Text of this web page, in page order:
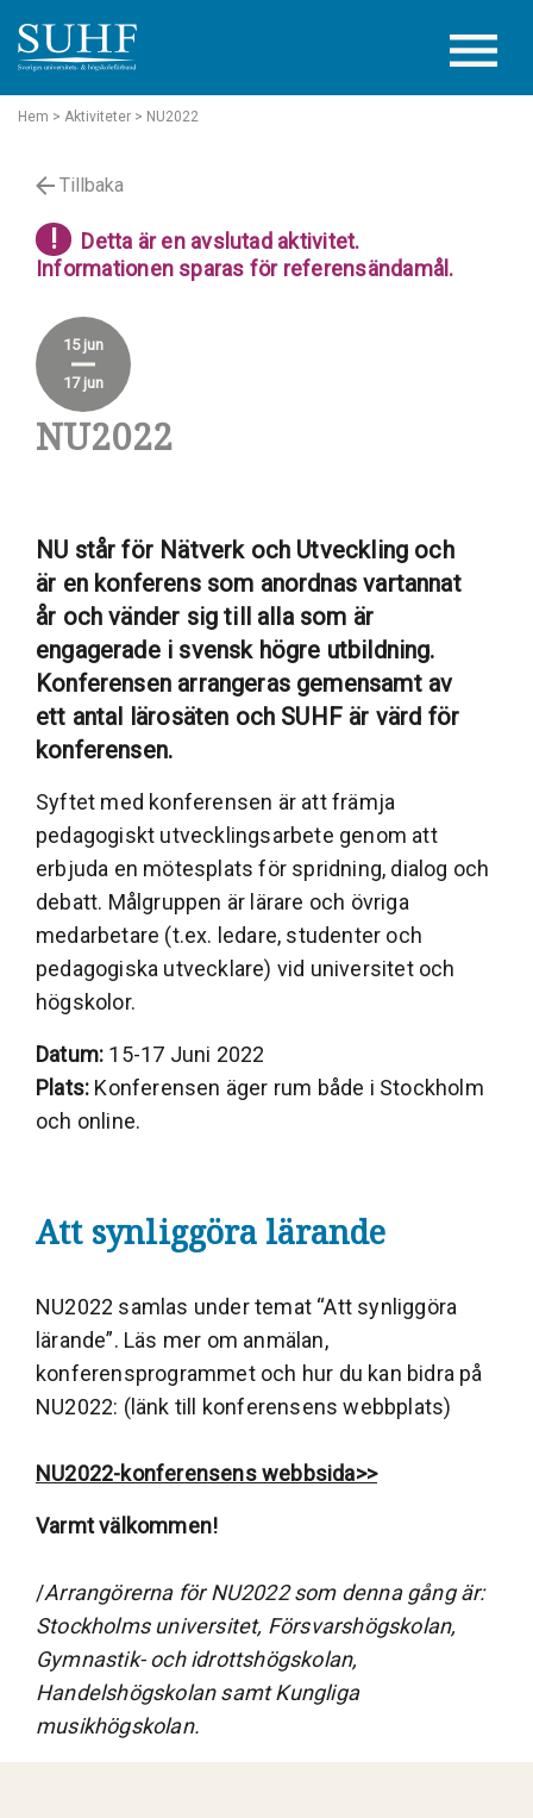
Hem > Aktiviteter > NU2022
Tillbaka
!
Detta är en avslutad aktivitet.
Informationen sparas för referensändamål.
NU2022
15 jun
17 jun
NU står för Nätverk och Utveckling och
är en konferens som anordnas vartannat
år och vänder sig till alla som är
engagerade i svensk högre utbildning.
Konferensen arrangeras gemensamt av
ett antal lärosäten och SUHF är värd för
konferensen.
Syftet med konferensen är att främja
pedagogiskt utvecklingsarbete genom att
erbjuda en mötesplats för spridning, dialog och
debatt. Målgruppen är lärare och övriga
medarbetare (t.ex. ledare, studenter och
pedagogiska utvecklare) vid universitet och
högskolor.
Datum: 15-17 Juni 2022
Plats: Konferensen äger rum både i Stockholm
och online.
Att synliggöra lärande
NU2022 samlas under temat “Att synliggöra
lärande”. Läs mer om anmälan,
konferensprogrammet och hur du kan bidra på
NU2022: (länk till konferensens webbplats)
NU2022-konferensens webbsida>>
Varmt välkommen!
/Arrangörerna för NU2022 som denna gång är:
Stockholms universitet, Försvarshögskolan,
Gymnastik- och idrottshögskolan,
Handelshögskolan samt Kungliga
musikhögskolan.